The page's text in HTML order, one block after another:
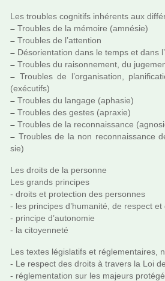
Les trou­bles cog­ni­tifs inhé­rents aux
– Troubles de la mémoire (amné­sie)
– Troubles de l’atten­tion
– Désorientation dans le temps et dans
– Troubles du rai­son­ne­ment, du
– Troubles de l’orga­ni­sa­tion,
(exé­cu­tifs)
– Troubles du lan­gage (apha­sie)
– Troubles des gestes (apraxie)
– Troubles de la reconnais­sance
– Troubles de la non reconnais­sance
sie)
Les droits de la per­sonne
Les grands prin­ci­pes
- droits et pro­tec­tion des per­son­nes
- les prin­ci­pes d’huma­nité, de res­pect et
- prin­cipe d’auto­no­mie
- la citoyen­neté
Les textes légis­la­tifs et régle­men­tai­res,
- Le res­pect des droits à tra­vers la Loi
- régle­men­ta­tion sur les majeurs